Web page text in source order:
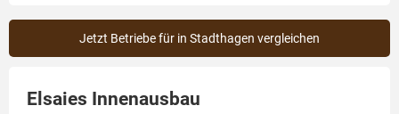
Jetzt Betriebe für in Stadthagen vergleichen
Elsaies Innenausbau